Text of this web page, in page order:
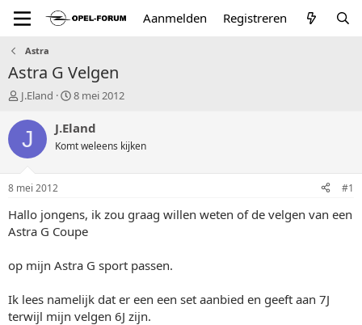
Aanmelden Registreren
Astra
Astra G Velgen
T
p
a
r
t
e
J.Eland
S
a
t
u
8 mei 2012
J J.Eland
Komt weleens kijken
8 mei 2012 #1
Hallo jongens, ik zou graag willen weten of de velgen van een
Astra G Coupe
op mijn Astra G sport passen.
Ik lees namelijk dat er een een set aanbied en geeft aan 7J
terwijl mijn velgen 6J zijn.